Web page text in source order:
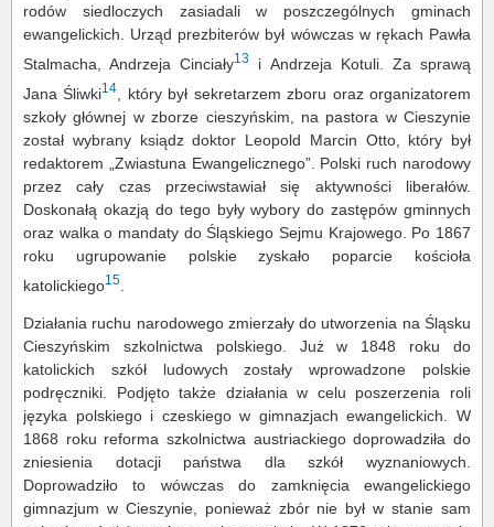
rodów siedloczych zasiadali w poszczególnych gminach
ewangelickich. Urząd prezbiterów był wówczas w rękach Pawła
Stalmacha, Andrzeja Cinciały13
i Andrzeja Kotuli. Za sprawą
Jana Śliwki14
, który był sekretarzem zboru oraz organizatorem
szkoły głównej w zborze cieszyńskim, na pastora w Cieszynie
został wybrany ksiądz doktor Leopold Marcin Otto, który był
redaktorem „Zwiastuna Ewangelicznego”. Polski ruch narodowy
przez cały czas przeciwstawiał się aktywności liberałów.
Doskonałą okazją do tego były wybory do zastępów gminnych
oraz walka o mandaty do Śląskiego Sejmu Krajowego. Po 1867
roku ugrupowanie polskie zyskało poparcie kościoła
katolickiego15
Działania ruchu narodowego zmierzały do utworzenia na Śląsku
Cieszyńskim szkolnictwa polskiego. Już w 1848 roku do
katolickich szkół ludowych zostały wprowadzone polskie
podręczniki. Podjęto także działania w celu poszerzenia roli
języka polskiego i czeskiego w gimnazjach ewangelickich. W
1868 roku reforma szkolnictwa austriackiego doprowadziła do
zniesienia dotacji państwa dla szkół wyznaniowych.
Doprowadziło to wówczas do zamknięcia ewangelickiego
gimnazjum w Cieszynie, ponieważ zbór nie był w stanie sam